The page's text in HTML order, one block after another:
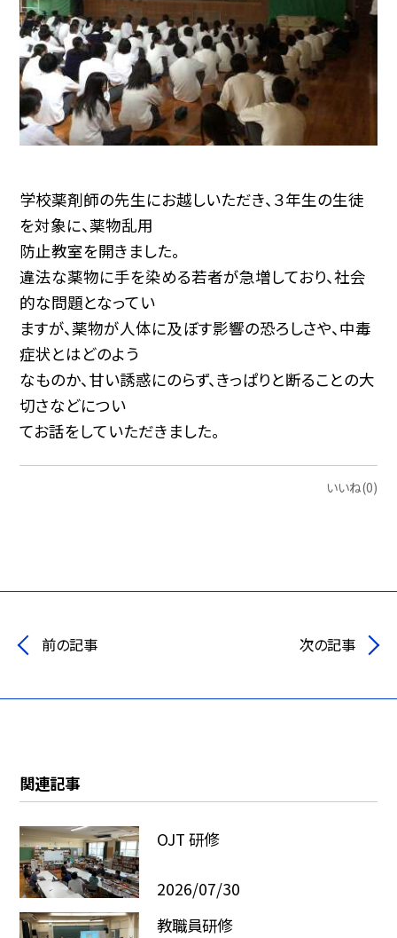
学校薬剤師の先生にお越しいただき、３年生の生徒
を対象に、薬物乱用
防止教室を開きました。
違法な薬物に手を染める若者が急増しており、社会
的な問題となってい
ますが、薬物が人体に及ぼす影響の恐ろしさや、中毒
症状とはどのよう
なものか、甘い誘惑にのらず、きっぱりと断ることの大
切さなどについ
てお話をしていただきました。
いいね(0)
前の記事 次の記事
関連記事
OJT 研修
2026/07/30
教職員研修